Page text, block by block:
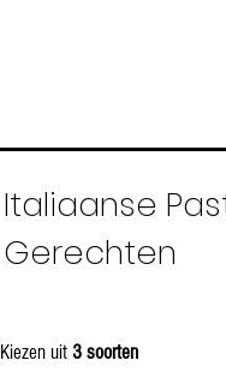
Italiaanse
Gerechten
Kiezen uit 3 soorten